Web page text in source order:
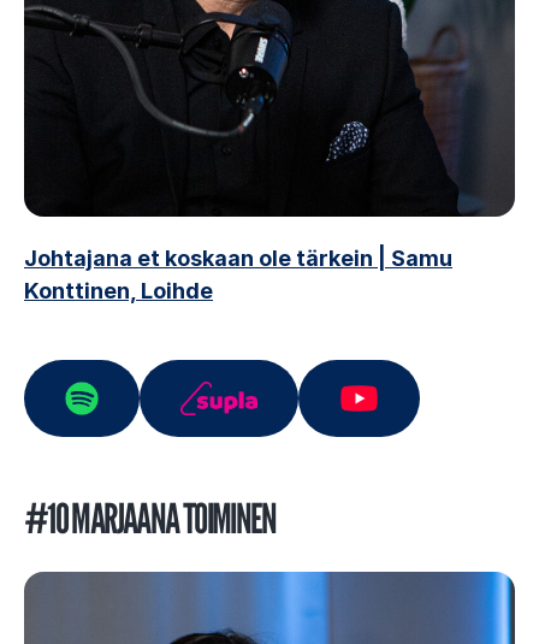
Johtajana et koskaan ole tärkein | Samu
Konttinen, Loihde
#10 MARJAANA TOIMINEN